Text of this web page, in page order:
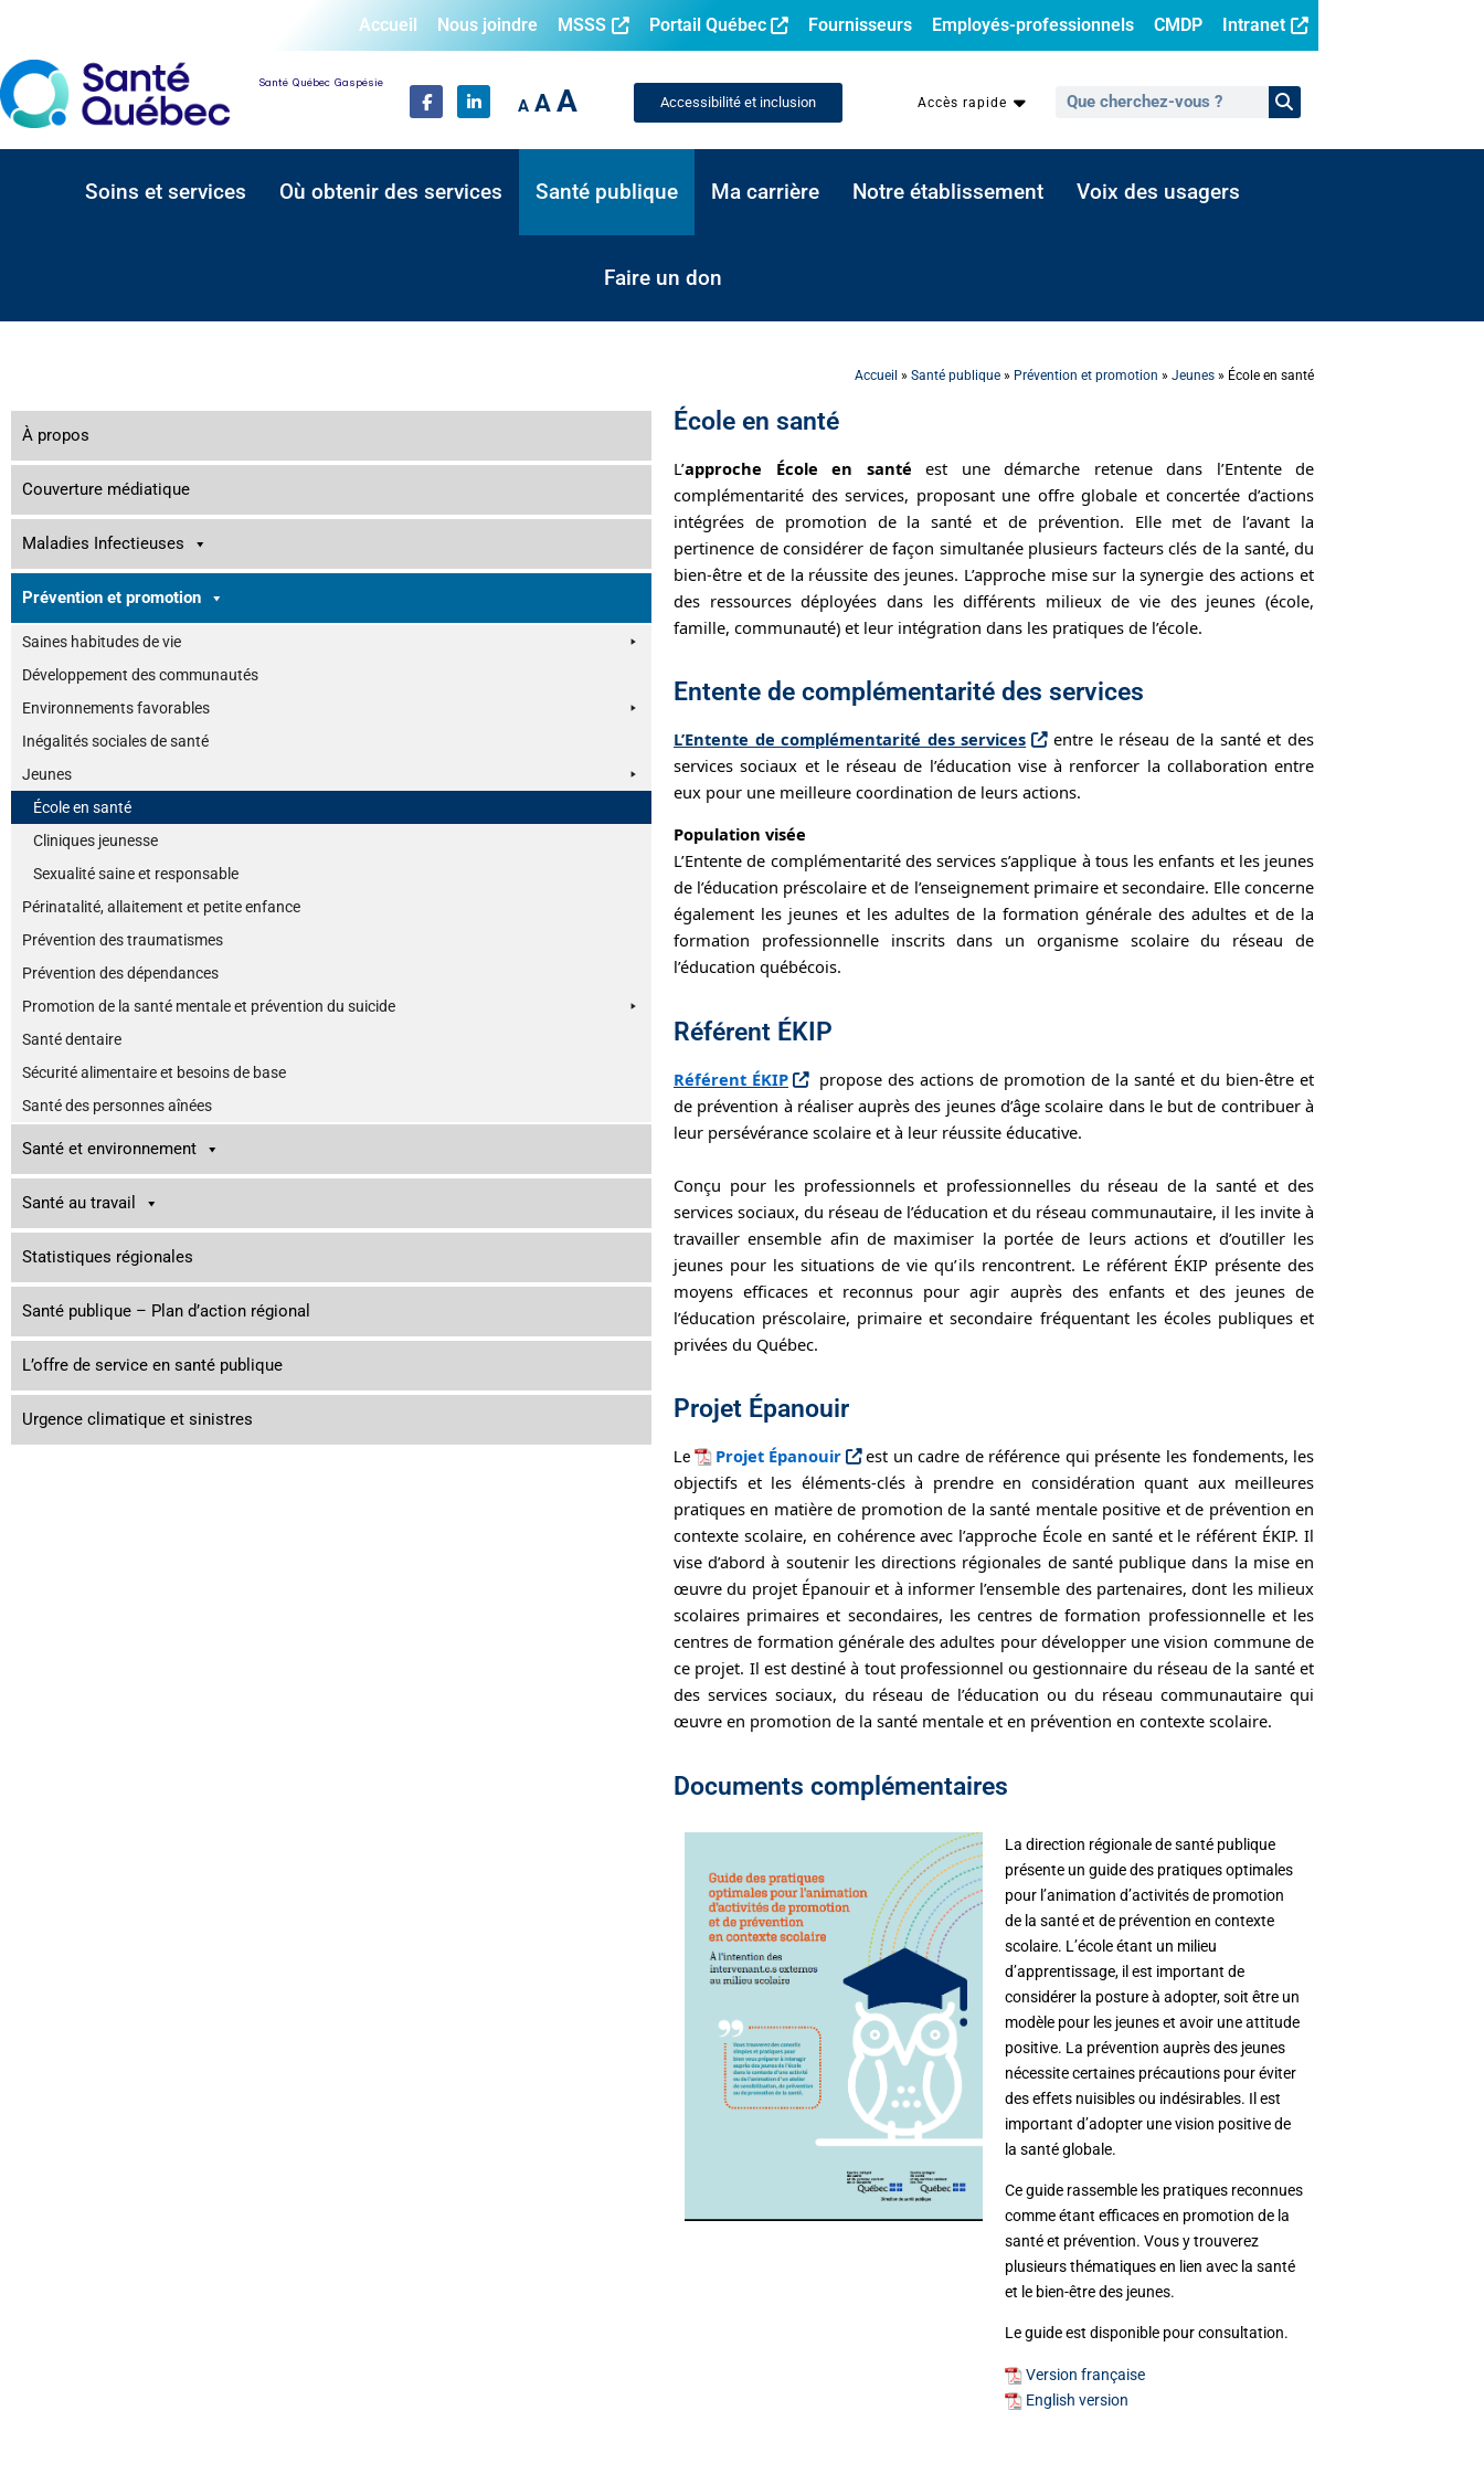
Accueil Nous joindre MSSS Portail Québec Fournisseurs Employés-professionnels CMDP Intranet
Santé Québec Gaspésie
A A A Accessibilité et inclusion Accès rapide
Soins et services Où obtenir des services Santé publique Ma carrière Notre établissement Voix des usagers
Faire un don
Accueil » Santé publique » Prévention et promotion » Jeunes » École en santé
À propos
Couverture médiatique
Maladies Infectieuses
Prévention et promotion
Saines habitudes de vie
Développement des communautés
Environnements favorables
Inégalités sociales de santé
Jeunes
École en santé
Cliniques jeunesse
Sexualité saine et responsable
Périnatalité, allaitement et petite enfance
Prévention des traumatismes
Prévention des dépendances
Promotion de la santé mentale et prévention du suicide
Santé dentaire
Sécurité alimentaire et besoins de base
Santé des personnes aînées
Santé et environnement
Santé au travail
Statistiques régionales
Santé publique – Plan d’action régional
L’offre de service en santé publique
Urgence climatique et sinistres
École en santé
L’approche École en santé est une démarche retenue dans l’Entente de
complémentarité des services, proposant une offre globale et concertée d’actions
intégrées de promotion de la santé et de prévention. Elle met de l’avant la
pertinence de considérer de façon simultanée plusieurs facteurs clés de la santé, du
bien-être et de la réussite des jeunes. L’approche mise sur la synergie des actions et
des ressources déployées dans les différents milieux de vie des jeunes (école,
famille, communauté) et leur intégration dans les pratiques de l’école.
Entente de complémentarité des services
L’Entente de complémentarité des services
entre le réseau de la santé et des
services sociaux et le réseau de l’éducation vise à renforcer la collaboration entre
eux pour une meilleure coordination de leurs actions.
Population visée
L’Entente de complémentarité des services s’applique à tous les enfants et les jeunes
de l’éducation préscolaire et de l’enseignement primaire et secondaire. Elle concerne
également les jeunes et les adultes de la formation générale des adultes et de la
formation professionnelle inscrits dans un organisme scolaire du réseau de
l’éducation québécois.
Référent ÉKIP
Référent ÉKIP
propose des actions de promotion de la santé et du bien-être et
de prévention à réaliser auprès des jeunes d’âge scolaire dans le but de contribuer à
leur persévérance scolaire et à leur réussite éducative.
Conçu pour les professionnels et professionnelles du réseau de la santé et des
services sociaux, du réseau de l’éducation et du réseau communautaire, il les invite à
travailler ensemble afin de maximiser la portée de leurs actions et d’outiller les
jeunes pour les situations de vie qu’ils rencontrent. Le référent ÉKIP présente des
moyens efficaces et reconnus pour agir auprès des enfants et des jeunes de
l’éducation préscolaire, primaire et secondaire fréquentant les écoles publiques et
privées du Québec.
Projet Épanouir
Le Projet Épanouir
est un cadre de référence qui présente les fondements, les
objectifs et les éléments-clés à prendre en considération quant aux meilleures
pratiques en matière de promotion de la santé mentale positive et de prévention en
contexte scolaire, en cohérence avec l’approche École en santé et le référent ÉKIP. Il
vise d’abord à soutenir les directions régionales de santé publique dans la mise en
œuvre du projet Épanouir et à informer l’ensemble des partenaires, dont les milieux
scolaires primaires et secondaires, les centres de formation professionnelle et les
centres de formation générale des adultes pour développer une vision commune de
ce projet. Il est destiné à tout professionnel ou gestionnaire du réseau de la santé et
des services sociaux, du réseau de l’éducation ou du réseau communautaire qui
œuvre en promotion de la santé mentale et en prévention en contexte scolaire.
Documents complémentaires
La direction régionale de santé publique
présente un guide des pratiques optimales
pour l’animation d’activités de promotion
de la santé et de prévention en contexte
scolaire. L’école étant un milieu
d’apprentissage, il est important de
considérer la posture à adopter, soit être un
modèle pour les jeunes et avoir une attitude
positive. La prévention auprès des jeunes
nécessite certaines précautions pour éviter
des effets nuisibles ou indésirables. Il est
important d’adopter une vision positive de
la santé globale.
Ce guide rassemble les pratiques reconnues
comme étant efficaces en promotion de la
santé et prévention. Vous y trouverez
plusieurs thématiques en lien avec la santé
et le bien-être des jeunes.
Le guide est disponible pour consultation.
Version française
English version